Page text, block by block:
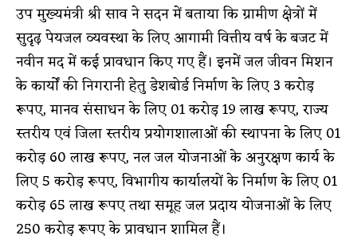
उप मुख्यमंत्री श्री साव ने सदन में बताया कि ग्रामीण क्षेत्रों में
सुदृढ़ पेयजल व्यवस्था के लिए आगामी वित्तीय वर्ष के बजट में
नवीन मद में कई प्रावधान किए गए हैं। इनमें जल जीवन मिशन
के कार्याें की निगरानी हेतु डेशबोर्ड निर्माण के लिए 3 करोड़
रूपए, मानव संसाधन के लिए 01 करोड़ 19 लाख रूपए, राज्य
स्तरीय एवं जिला स्तरीय प्रयोगशालाओं की स्थापना के लिए 01
करोड़ 60 लाख रूपए, नल जल योजनाओं के अनुरक्षण कार्य के
लिए 5 करोड़ रूपए, विभागीय कार्यालयों के निर्माण के लिए 01
करोड़ 65 लाख रूपए तथा समूह जल प्रदाय योजनाओं के लिए
250 करोड़ रूपए के प्रावधान शामिल हैं।